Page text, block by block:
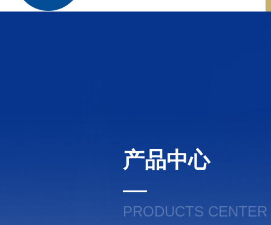
产品中心
PRODUCTS CENTER